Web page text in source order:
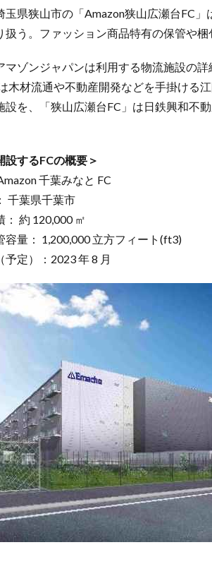
玉県狭山市の「Amazon狭山広瀬台FC
扱う。ファッション商品特有の保管や
マゾンジャパンは利用する物流施設の
木材流通や不動産開発などを手掛ける
設を、「狭山広瀬台FC」は日鉄興和不
設するFCの概要＞
千葉みなと FC
千葉県千葉市
： 約 120,000 ㎡
容量： 1,200,000 立方フィート(ft3)
予定）：2023 年 8 月